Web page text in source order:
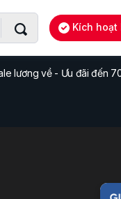
Kích hoạt
lương về - Ưu đãi đến